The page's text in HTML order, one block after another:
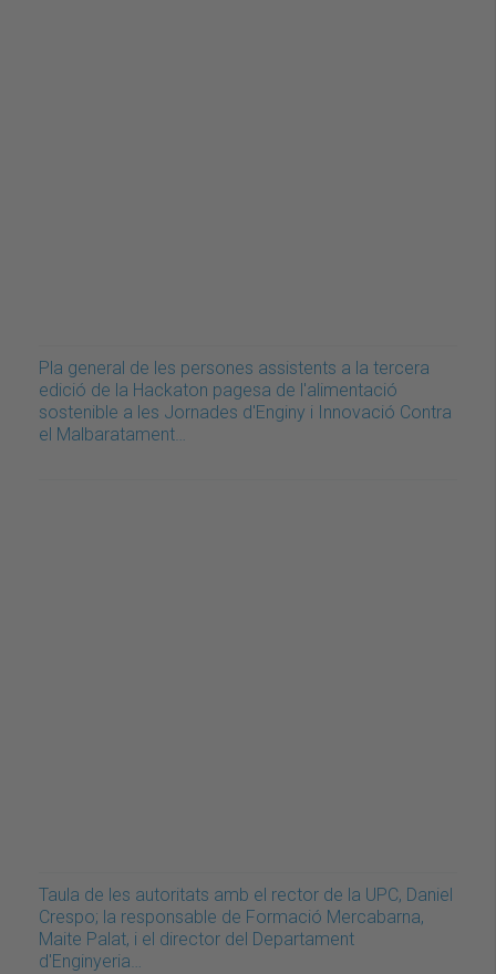
Pla general de les persones assistents a la tercera
edició de la Hackaton pagesa de l'alimentació
sostenible a les Jornades d'Enginy i Innovació Contra
el Malbaratament…
Taula de les autoritats amb el rector de la UPC, Daniel
Crespo; la responsable de Formació Mercabarna,
Maite Palat, i el director del Departament
d'Enginyeria…